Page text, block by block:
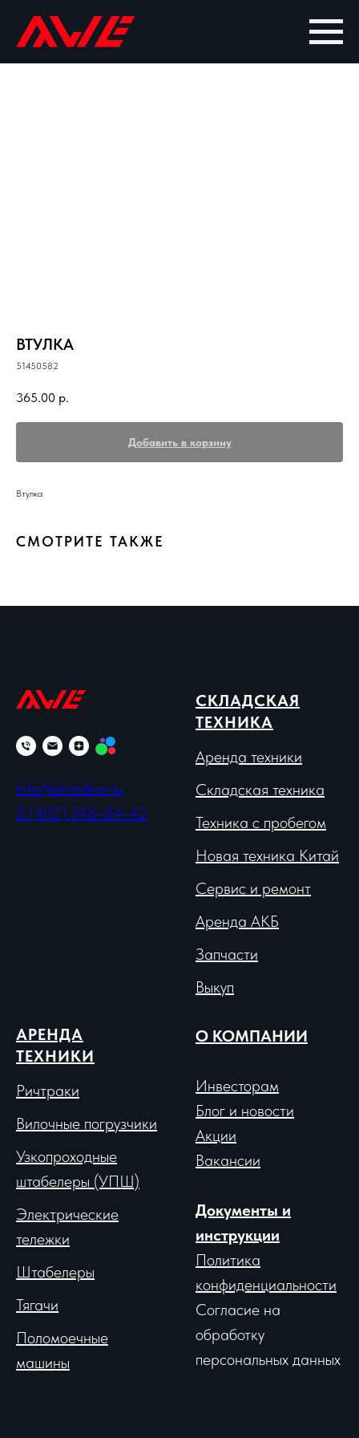
ВТУЛКА
51450582
365.00 р.
Добавить в корзину
Втулка
СМОТРИТЕ ТАКЖЕ
info@skladkar.ru
8 (495) 748-84-42
СКЛАДСКАЯ
ТЕХНИКА
Аренда техники
Складская техника
Техника с пробегом
Новая техника Китай
Сервис и ремонт
Аренда АКБ
Запчасти
Выкуп
АРЕНДА
ТЕХНИКИ
Ричтраки
Вилочные погрузчики
Узкопроходные
штабелеры (УПШ)
Электрические
тележки
Штабелеры
Тягачи
Поломоечные
машины
О КОМПАНИИ
Инвесторам
Блог и новости
Акции
Вакансии
Документы и
инструкции
Политика
конфиденциальности
Согласие на
обработку
персональных данных